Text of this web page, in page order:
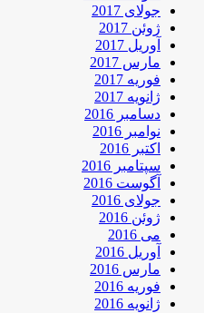
جولای 2017
ژوئن 2017
آوریل 2017
مارس 2017
فوریه 2017
ژانویه 2017
دسامبر 2016
نوامبر 2016
اکتبر 2016
سپتامبر 2016
آگوست 2016
جولای 2016
ژوئن 2016
می 2016
آوریل 2016
مارس 2016
فوریه 2016
ژانویه 2016